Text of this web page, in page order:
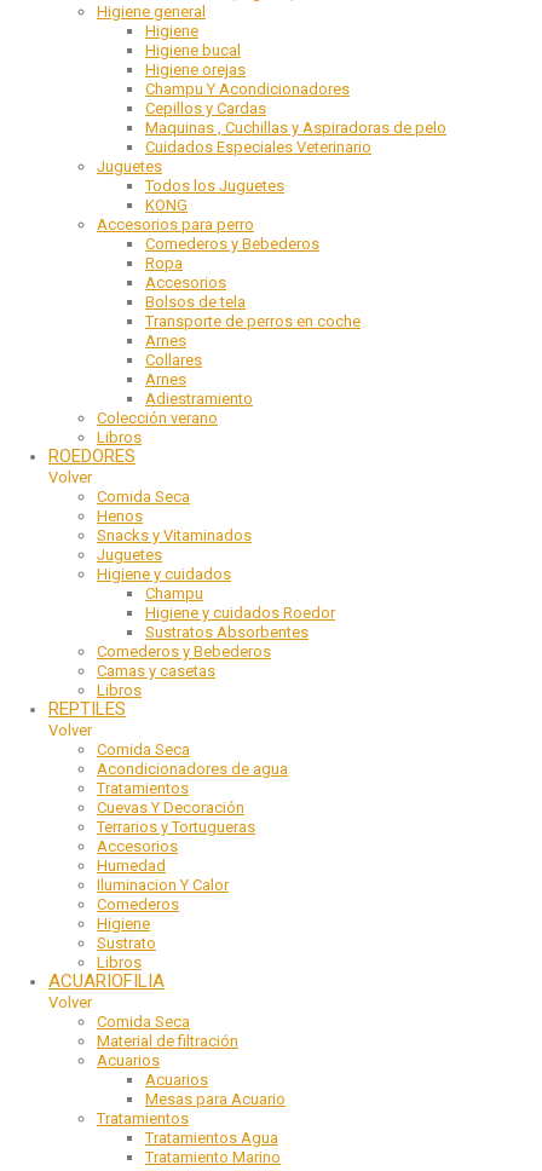
Higiene general
Higiene
Higiene bucal
Higiene orejas
Champu Y Acondicionadores
Cepillos y Cardas
Maquinas , Cuchillas y Aspiradoras de pelo
Cuidados Especiales Veterinario
Juguetes
Todos los Juguetes
KONG
Accesorios para perro
Comederos y Bebederos
Ropa
Accesorios
Bolsos de tela
Transporte de perros en coche
Arnes
Collares
Arnes
Adiestramiento
Colección verano
Libros
ROEDORES
Volver
Comida Seca
Henos
Snacks y Vitaminados
Juguetes
Higiene y cuidados
Champu
Higiene y cuidados Roedor
Sustratos Absorbentes
Comederos y Bebederos
Camas y casetas
Libros
REPTILES
Volver
Comida Seca
Acondicionadores de agua
Tratamientos
Cuevas Y Decoración
Terrarios y Tortugueras
Accesorios
Humedad
Iluminacion Y Calor
Comederos
Higiene
Sustrato
Libros
ACUARIOFILIA
Volver
Comida Seca
Material de filtración
Acuarios
Acuarios
Mesas para Acuario
Tratamientos
Tratamientos Agua
Tratamiento Marino